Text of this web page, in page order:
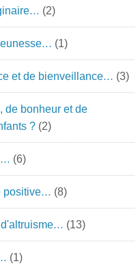
(2)
(1)
et de bienveillance… (3)
de bonheur et de
? (2)
(6)
positive… (8)
d'altruisme… (13)
(1)